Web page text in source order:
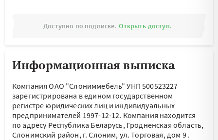
Доступно по подписке. Открыть доступ.
Информационная выписка
Компания ОАО "Слониммебель" УНП 500523227
зарегистрирована в едином государственном
регистре юридических лиц и индивидуальных
предпринимателей 1997-12-12. Компания находится
по адресу Республика Беларусь, Гродненская область,
Слонимский район, г. Слоним, ул. Торговая, дом 9.